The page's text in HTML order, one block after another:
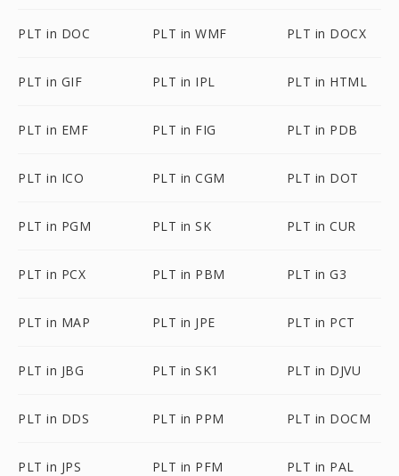
PLT in DOC PLT in WMF PLT in DOCX
PLT in GIF PLT in IPL PLT in HTML
PLT in EMF PLT in FIG PLT in PDB
PLT in ICO PLT in CGM PLT in DOT
PLT in PGM PLT in SK PLT in CUR
PLT in PCX PLT in PBM PLT in G3
PLT in MAP PLT in JPE PLT in PCT
PLT in JBG PLT in SK1 PLT in DJVU
PLT in DDS PLT in PPM PLT in DOCM
PLT in JPS PLT in PFM PLT in PAL